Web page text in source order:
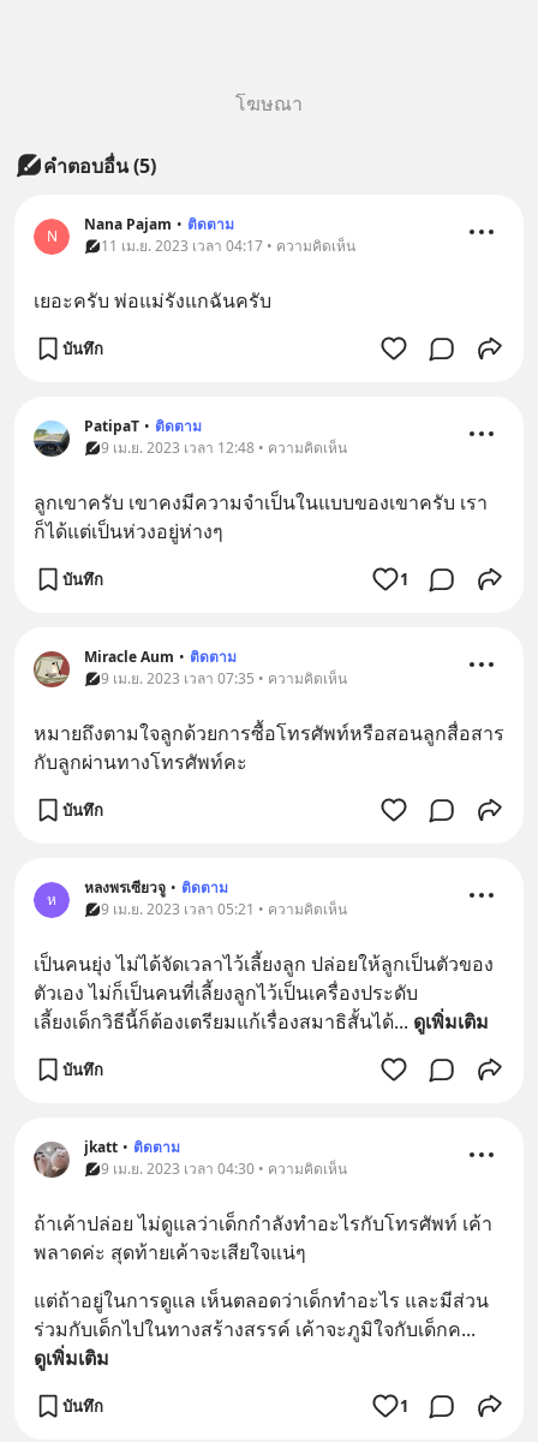
โฆษณา
คำตอบอื่น(5)
N
Nana​ Pajam • ติดตาม
11 เม.ย. 2023 เวลา 04:17 • ความคิดเห็น
เยอะครับ​ พ่อแม่รังแกฉันครับ
บันทึก
PatipaT • ติดตาม
9 เม.ย. 2023 เวลา 12:48 • ความคิดเห็น
ลูกเขาครับ เขาคงมีความจำเป็นในแบบของเขาครับ เรา
ก็ได้แต่เป็นห่วงอยู่ห่างๆ
บันทึก 1
Miracle Aum • ติดตาม
9 เม.ย. 2023 เวลา 07:35 • ความคิดเห็น
หมายถึงตามใจลูกด้วยการซื้อโทรศัพท์หรือสอนลูกสื่อสาร
กับลูกผ่านทางโทรศัพท์คะ
บันทึก
ห
หลงพรเซียวจู • ติดตาม
9 เม.ย. 2023 เวลา 05:21 • ความคิดเห็น
เป็นคนยุ่ง ไม่ได้จัดเวลาไว้เลี้ยงลูก ปล่อยให้ลูกเป็นตัวของ
ตัวเอง ไม่ก็เป็นคนที่เลี้ยงลูกไว้เป็นเครื่องประดับ
เลี้ยงเด็กวิธีนี้ก็ต้องเตรียมแก้เรื่องสมาธิสั้นได้... ดูเพิ่มเติม
บันทึก
jkatt • ติดตาม
9 เม.ย. 2023 เวลา 04:30 • ความคิดเห็น
ถ้าเค้าปล่อย ไม่ดูแลว่าเด็กกำลังทำอะไรกับโทรศัพท์ เค้า
พลาดค่ะ สุดท้ายเค้าจะเสียใจแน่ๆ
แต่ถ้าอยู่ในการดูแล เห็นตลอดว่าเด็กทำอะไร และมีส่วน
ร่วมกับเด็กไปในทางสร้างสรรค์ เค้าจะภูมิใจกับเด็กค...
ดูเพิ่มเติม
บันทึก 1